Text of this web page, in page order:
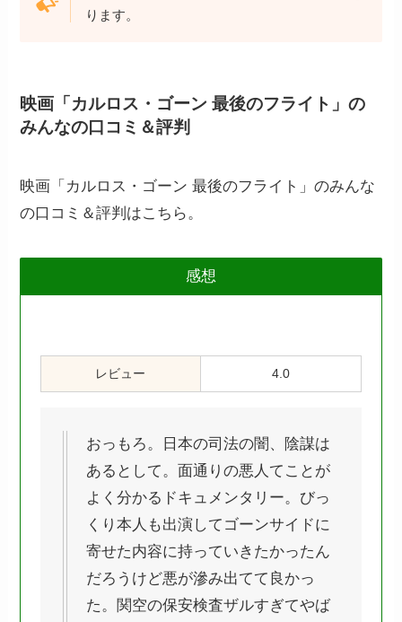
ります。
映画「カルロス・ゴーン 最後のフライト」の
みんなの口コミ＆評判
映画「カルロス・ゴーン 最後のフライト」のみんな
の口コミ＆評判はこちら。
感想
レビュー 4.0
おっもろ。日本の司法の闇、陰謀は
あるとして。面通りの悪人てことが
よく分かるドキュメンタリー。びっ
くり本人も出演してゴーンサイドに
寄せた内容に持っていきたかったん
だろうけど悪が滲み出てて良かっ
た。関空の保安検査ザルすぎてやば